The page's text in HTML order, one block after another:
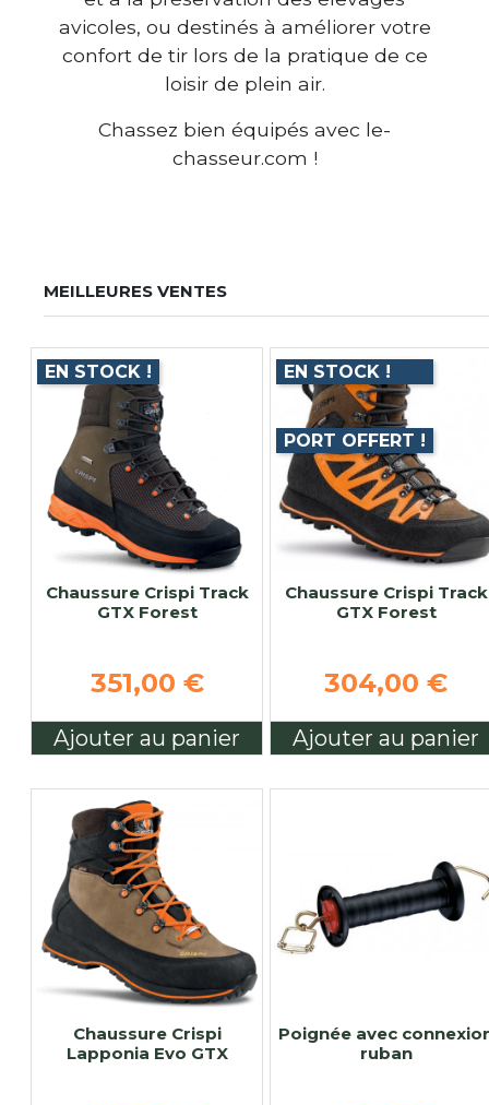
avicoles, ou destinés à améliorer votre
confort de tir lors de la pratique de ce
loisir de plein air.
Chassez bien équipés avec le-
chasseur.com !
MEILLEURES VENTES
Chaussure Crispi Track
GTX Forest
351,00 €
EN STOCK !
Ajouter au panier
Chaussure Crispi Track
GTX Forest
304,00 €
EN STOCK !
PORT OFFERT !
Ajouter au panier
Chaussure Crispi
Lapponia Evo GTX
Poignée avec
ruban